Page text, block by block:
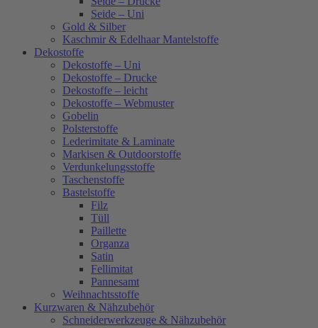
Seide – Uni
Gold & Silber
Kaschmir & Edelhaar Mantelstoffe
Dekostoffe
Dekostoffe – Uni
Dekostoffe – Drucke
Dekostoffe – leicht
Dekostoffe – Webmuster
Gobelin
Polsterstoffe
Lederimitate & Laminate
Markisen & Outdoorstoffe
Verdunkelungsstoffe
Taschenstoffe
Bastelstoffe
Filz
Tüll
Paillette
Organza
Satin
Fellimitat
Pannesamt
Weihnachtsstoffe
Kurzwaren & Nähzubehör
Schneiderwerkzeuge & Nähzubehör